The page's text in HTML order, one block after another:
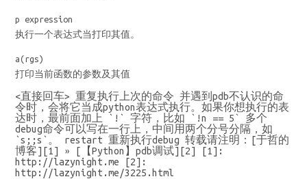
p expression
执行一个表达式当打印其值。
a(rgs)
打印当前函数的参数及其值
<直接回车> 重复执行上次的命令 并遇到pdb不认识的命
令时，会将它当成python表达式执行。如果你想执行的表
达时，最前面加上 `!` 字符，比如 `!n == 5` 多个
debug命令可以写在一行上，中间用两个分号分隔，如
`s;;s`。 restart 重新执行debug 转载请注明：[于哲的
博客][1] » [【Python】pdb调试][2] [1]:
http://lazynight.me [2]:
http://lazynight.me/3225.html